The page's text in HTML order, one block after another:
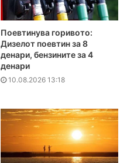
Поевтинува горивото:
Дизелот поевтин за 8
денари, бензините за 4
денари
10.08.2026 13:18